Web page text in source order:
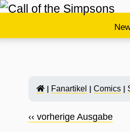
Fanartikel Comics
‹‹ vorherige Ausgabe